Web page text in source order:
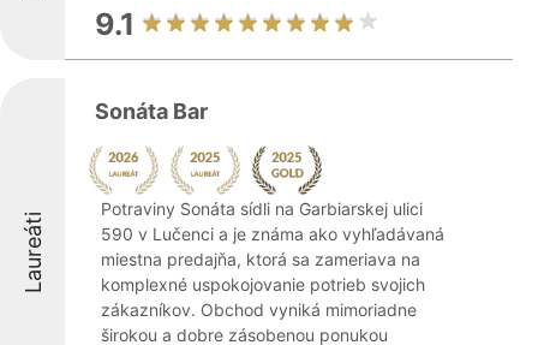
9.1
Laureáti
Sonáta Bar
Potraviny Sonáta sídli na Garbiarskej ulici
590 v Lučenci a je známa ako vyhľadávaná
miestna predajňa, ktorá sa zameriava na
komplexné uspokojovanie potrieb svojich
zákazníkov. Obchod vyniká mimoriadne
širokou a dobre zásobenou ponukou